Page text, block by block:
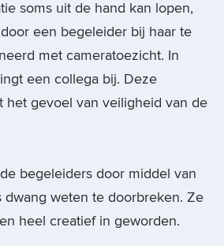
soms uit de hand kan lopen,
een begeleider bij haar te
met cameratoezicht. In
een collega bij. Deze
het gevoel van veiligheid van de
begeleiders door middel van
dwang weten te doorbreken. Ze
heel creatief in geworden.